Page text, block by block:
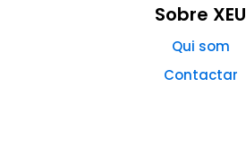
Sobre XEU
Qui som
Contactar